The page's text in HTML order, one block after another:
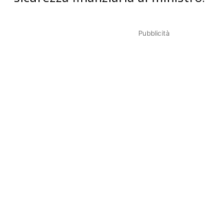
Pubblicità